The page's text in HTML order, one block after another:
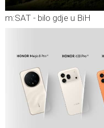
m:SAT - bilo gdje u BiH